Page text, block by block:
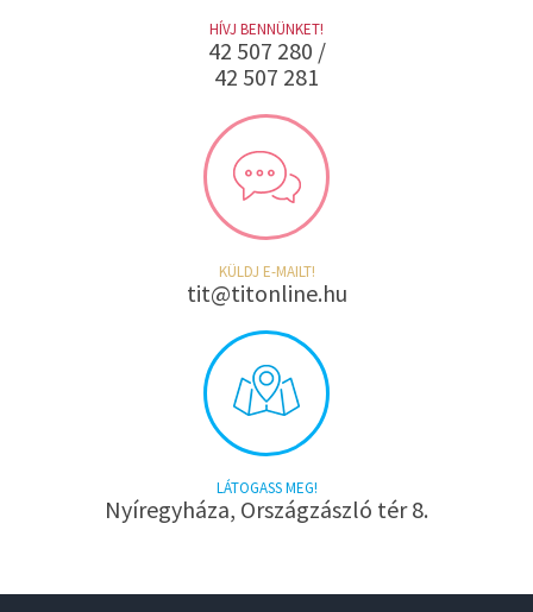
HÍVJ BENNÜNKET!
42 507 280 /
42 507 281
KÜLDJ E-MAILT!
tit@titonline.hu
LÁTOGASS MEG!
Nyíregyháza, Országzászló tér 8.